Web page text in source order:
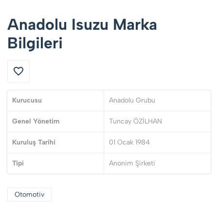
Anadolu Isuzu Marka
Bilgileri
Kurucusu Anadolu Grubu
Genel Yönetim Tuncay ÖZİLHAN
Kuruluş Tarihi 01 Ocak 1984
Tipi Anonim Şirketi
Otomotiv